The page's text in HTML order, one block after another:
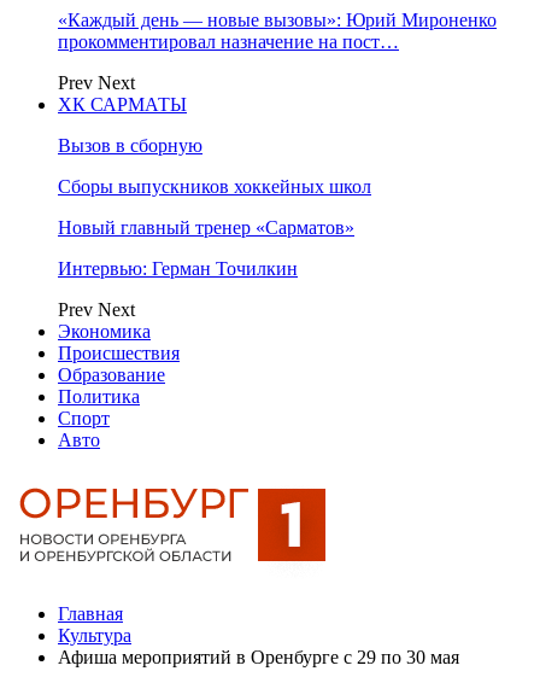
«Каждый день — новые вызовы»: Юрий Мироненко
прокомментировал назначение на пост…
Prev Next
ХК САРМАТЫ
Вызов в сборную
Сборы выпускников хоккейных школ
Новый главный тренер «Сарматов»
Интервью: Герман Точилкин
Prev Next
Экономика
Происшествия
Образование
Политика
Спорт
Авто
Главная
Культура
Афиша мероприятий в Оренбурге с 29 по 30 мая